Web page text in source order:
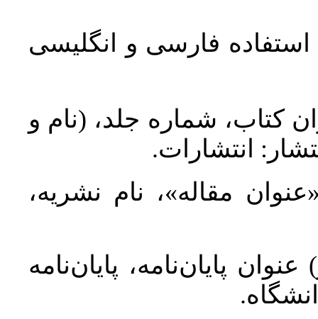
استفاده فارسی و انگلیسی
کتاب، شماره جلد، (نام و
انتشارات.
مقاله»، نام نشریه،
پایان‌نامه، پایان‌نامه